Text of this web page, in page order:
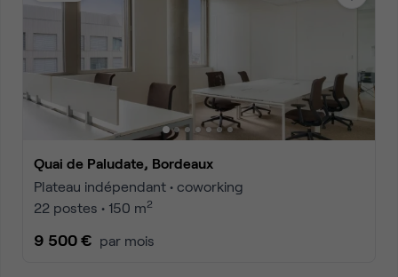
Quai de Paludate, Bordeaux
Plateau indépendant • coworking
22 postes • 150 m2
9 500 € par mois